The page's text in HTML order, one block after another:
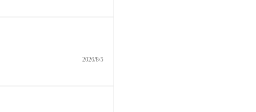
2026/8/5